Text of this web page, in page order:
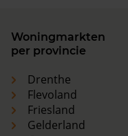
Woningmarkten
per provincie
Drenthe
Flevoland
Friesland
Gelderland